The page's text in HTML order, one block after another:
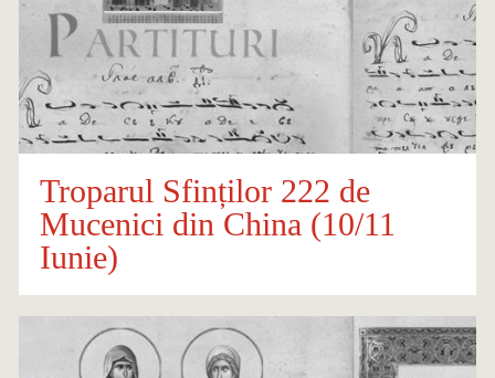
Troparul Sfinților 222 de
Mucenici din China (10/11
Iunie)